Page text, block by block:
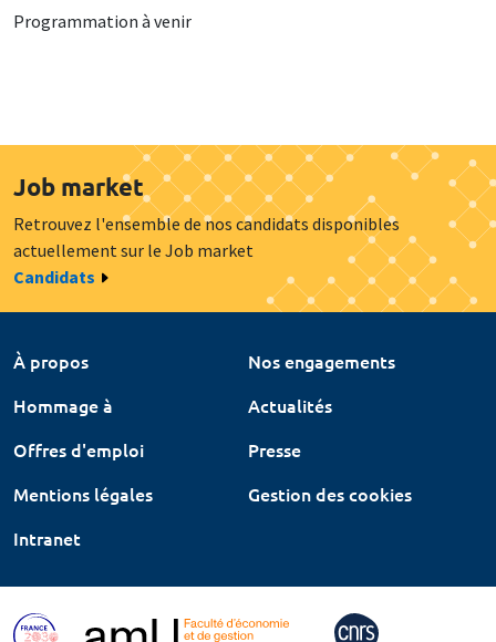
Programmation à venir
Job market
Retrouvez l'ensemble de nos candidats disponibles
actuellement sur le Job market
Candidats
À propos
Nos engagements
Hommage à
Actualités
Offres d'emploi
Presse
Mentions légales
Gestion des cookies
Intranet